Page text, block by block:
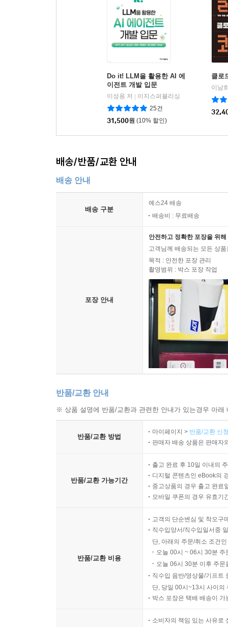
- 정재환 (DevSecOps Engineer | LG Uplus)
이 책은 Bedrock과 그 사용자들을 모두 잘 이해
Bedrock 초기 출시부터 고객과 함께 많은 문제
즉시 활용 가능한 프롬프트 스타일이 적용된 예
절약해 줍니다. 즐겁게 따라가다 보면 어느새 고
보고 싶은 분들은 다른 참고 자료들보다 이 책을
- 허영수 (Lead AI Engineer | 52g Studio, (주)GS)
Do it! LLM을 활용한 AI 에
이전트 개발 입문
이성용 저
이지스퍼블리싱
25건
31,500원 (10% 할인)
클로
이남
배송/반품/교환 안내
배송 안내
배송 구분
예스24 배송
배송비 : 무료배송
포장 안내
안전하고 정확한 포장을 위
고객님께 배송되는 모든 상
목적 : 안전한 포장 관리
촬영범위 : 박스 포장 작업
반품/교환 안내
※ 상품 설명에 반품/교환과 관련한 안내가 있는경우 아
반품/교환 방법
마이페이지 > 반품/교환 신
판매자 배송 상품은 판매자
반품/교환 가능기간
출고 완료 후 10일 이내의
디지털 콘텐츠인 eBook의
중고상품의 경우 출고 완료
모바일 쿠폰의 경우 유효기
반품/교환 비용
고객의 단순변심 및 착오구
직수입양서/직수입일서중
단, 아래의 주문/취소 조건
오늘 00시 ~ 06시 30분
오늘 06시 30분 이후 주
직수입 음반/영상물/기프트
단, 당일 00시~13시 사이의
박스 포장은 택배 배송이
소비자의 책임 있는 사유로